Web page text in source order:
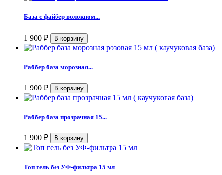
База с файбер волокном...
1 900 ₽
Раббер база морозная...
1 900 ₽
Раббер база прозрачная 15...
1 900 ₽
Топ гель без УФ-фильтра 15 мл